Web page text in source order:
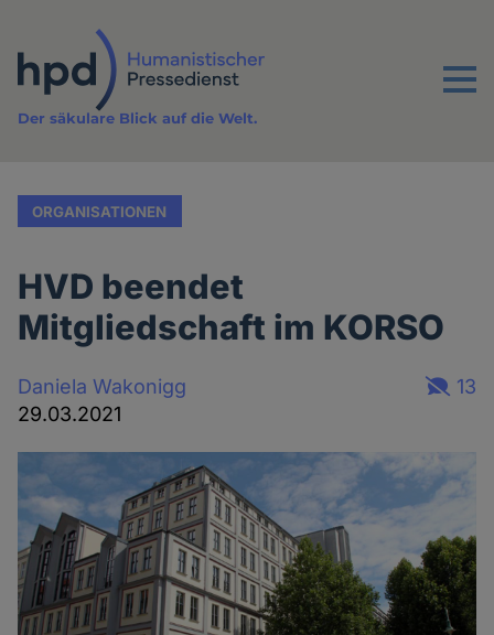
Inhalt
Menu
Der säkulare Blick auf die Welt.
ORGANISATIONEN
HVD beendet
Mitgliedschaft im KORSO
Daniela Wakonigg
29.03.2021
13